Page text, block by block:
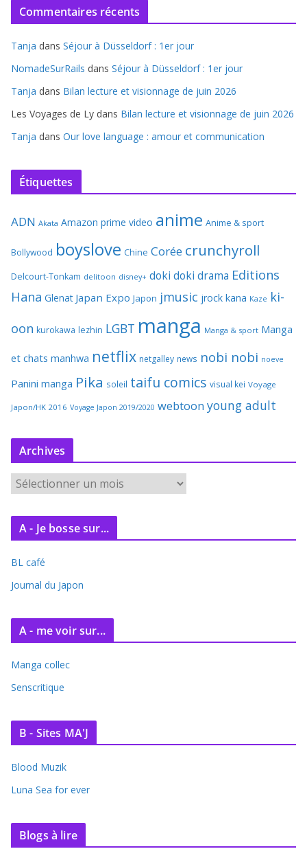
Commentaires récents
Tanja dans Séjour à Düsseldorf : 1er jour
NomadeSurRails dans Séjour à Düsseldorf : 1er jour
Tanja dans Bilan lecture et visionnage de juin 2026
Les Voyages de Ly dans Bilan lecture et visionnage de juin 2026
Tanja dans Our love language : amour et communication
Étiquettes
ADN Akata Amazon prime video anime Anime & sport
Bollywood boyslove Chine Corée crunchyroll
Delcourt-Tonkam delitoon disney+ doki doki drama Editions
Hana Glenat Japan Expo Japon jmusic jrock kana Kaze ki-
oon kurokawa lezhin LGBT manga Manga & sport Manga
et chats manhwa netflix netgalley news nobi nobi noeve
Panini manga Pika soleil taifu comics visual kei Voyage
Japon/HK 2016 Voyage Japon 2019/2020 webtoon young adult
Archives
r
c
v
e
A - Je bosse sur...
BL café
Journal du Japon
A - me voir sur...
Manga collec
Senscritique
B - Sites MA'J
Blood Muzik
Luna Sea for ever
Blogs à lire